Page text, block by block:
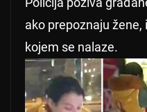
ako prepoznaju žene,
kojem se nalaze.